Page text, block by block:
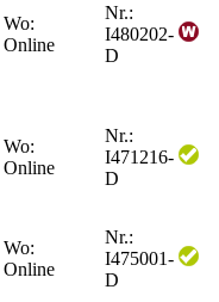
Wo:
Online
Nr.:
I480202-
D
Wo:
Online
Nr.:
I471216-
D
Wo:
Online
Nr.:
I475001-
D